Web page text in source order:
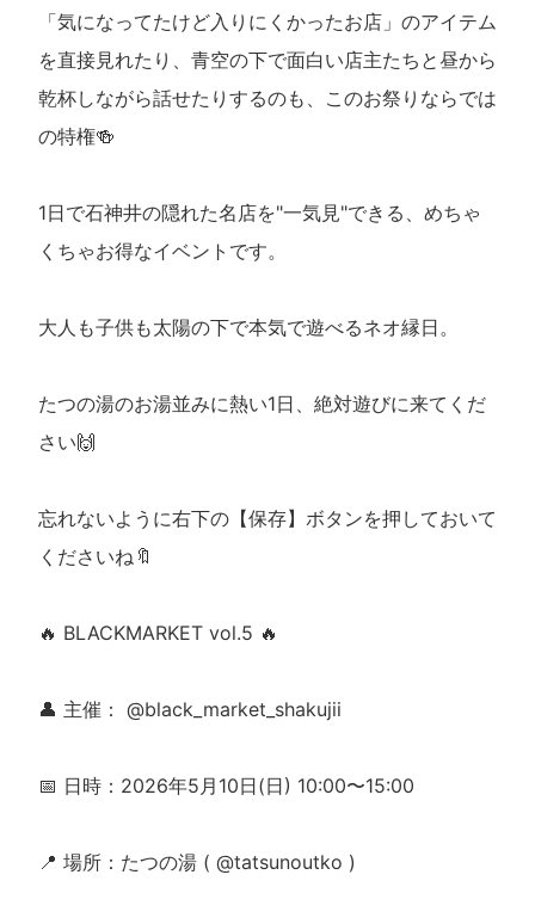
「気になってたけど入りにくかったお店」のアイテム
を直接見れたり、青空の下で面白い店主たちと昼から
乾杯しながら話せたりするのも、このお祭りならでは
の特権🍻
1日で石神井の隠れた名店を"一気見"できる、めちゃ
くちゃお得なイベントです。
大人も子供も太陽の下で本気で遊べるネオ縁日。
たつの湯のお湯並みに熱い1日、絶対遊びに来てくだ
さい🙌
忘れないように右下の【保存】ボタンを押しておいて
くださいね🔖
🔥 BLACKMARKET vol.5 🔥
👤 主催： @black_market_shakujii
📅 日時：2026年5月10日(日) 10:00〜15:00
📍 場所：たつの湯 ( @tatsunoutko )